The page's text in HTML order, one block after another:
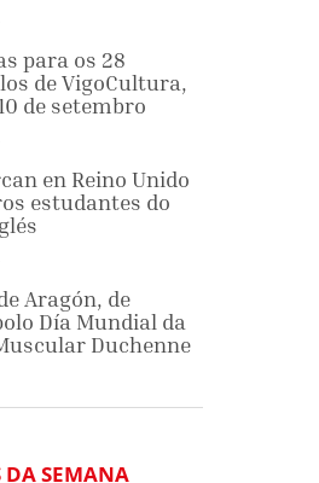
para os 28
de VigoCultura,
de setembro
en Reino Unido
estudantes do
Aragón, de
Día Mundial da
Duchenne
SEMANA